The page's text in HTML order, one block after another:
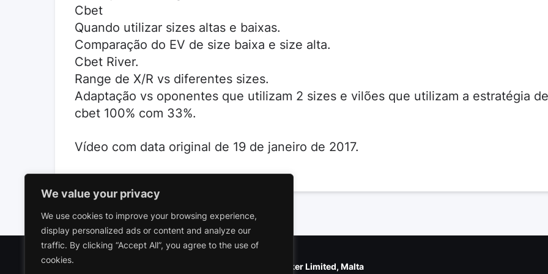
We value your privacy
We use cookies to improve your browsing experience,
display personalized ads or content and analyze our
traffic. By clicking “Accept All”, you agree to the use of
cookies.
Cbet
Quando utilizar sizes altas e baixas.
Comparação do EV de size baixa e size alta.
Cbet River.
Range de X/R vs diferentes sizes.
Adaptação vs oponentes que utilizam 2 sizes e vilões que utilizam a estratégia de
cbet 100% com 33%.
Vídeo com data original de 19 de janeiro de 2017.
Polarize Poker Limited, Malta